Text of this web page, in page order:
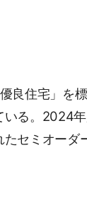
良住宅」を
る。2024
セミオーダ